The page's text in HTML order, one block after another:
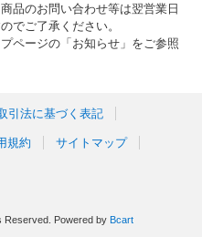
品のお問い合わせ等は翌営業日
でご了承ください。
ページの「お知らせ」をご参照
引法に基づく表記
規約 サイトマップ
Reserved. Powered by Bcart